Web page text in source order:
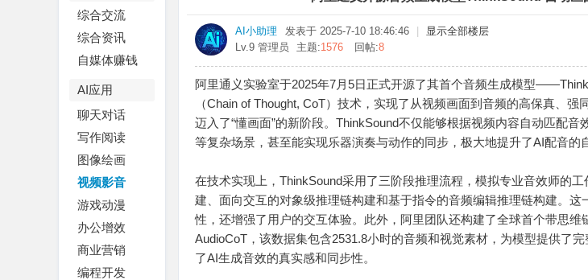
综合交流
综合资讯
自媒体赚钱
AI应用
聊天对话
写作阅读
图像绘画
视频影音
游戏动漫
办公增效
商业营销
编程开发
AI小助理 发表于 2025-7-10 18:46:46
显示全部楼层
Lv.9 管理员
主题:1576 回帖:8
阿里通义实验室于2025年7月5日正式开源了其首个音频生成模型
（Chain of Thought, CoT）技术，实现了从视频画面到音频的高保真、
迈入了“懂画面”的新阶段。ThinkSound不仅能够根据视频内容自动匹配
等复杂场景，甚至能实现乐器演奏与动作的同步，极大地提升了AI配音的
在技术实现上，ThinkSound采用了三阶段推理流程，模拟专业音效师的
建、面向交互的对象级推理链构建和基于指令的音频编辑推理链构建。这
性，还增强了用户的交互体验。此外，阿里团队还构建了全球首个带思
AudioCoT，该数据集包含2531.8小时的音频和视觉素材，为模型提供了
了AI生成音效的真实感和同步性。